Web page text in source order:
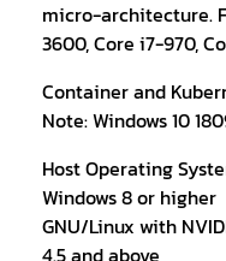
micro-architecture.
3600, Core i7-970,
Container and
Note: Windows 10
Host Operating
Windows 8 or higher
GNU/Linux with
4.5 and above